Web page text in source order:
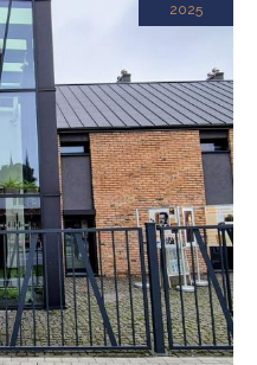
2025